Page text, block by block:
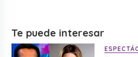
Te puede interesar